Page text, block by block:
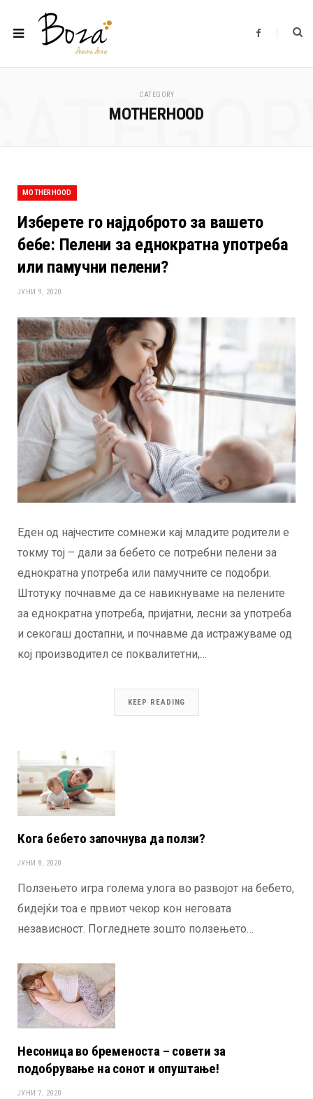
F
b
CATEGORY
MOTHERHOOD
MOTHERHOOD
Изберете го најдоброто за вашето
бебе: Пелени за еднократна употреба
или памучни пелени?
ЈУНИ 9, 2020
Еден од најчестите сомнежи кај младите родители е
токму тој – дали за бебето се потребни пелени за
еднократна употреба или памучните се подобри.
Штотуку почнавме да се навикнуваме на пелените
за еднократна употреба, пријатни, лесни за употреба
и секогаш достапни, и почнавме да истражуваме од
кој производител се поквалитетни,…
KEEP READING
Кога бебето започнува да ползи?
ЈУНИ 8, 2020
Ползењето игра голема улога во развојот на бебето,
бидејќи тоа е првиот чекор кон неговата
независност. Погледнете зошто ползењето…
Несоница во бременоста – совети за
подобрување на сонот и опуштање!
ЈУНИ 7, 2020